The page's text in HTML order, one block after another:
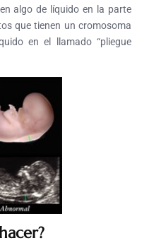
algo de líquido en la parte
que tienen un cromosoma
en el llamado “pliegue